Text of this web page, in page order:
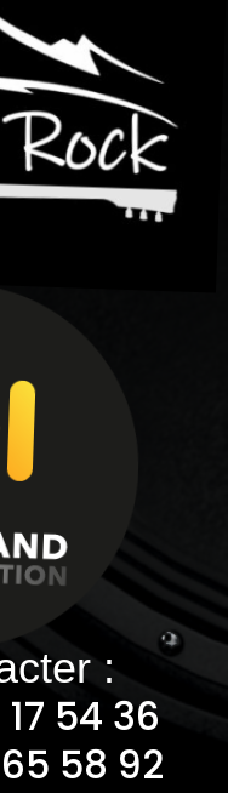
:
54 36
58 92